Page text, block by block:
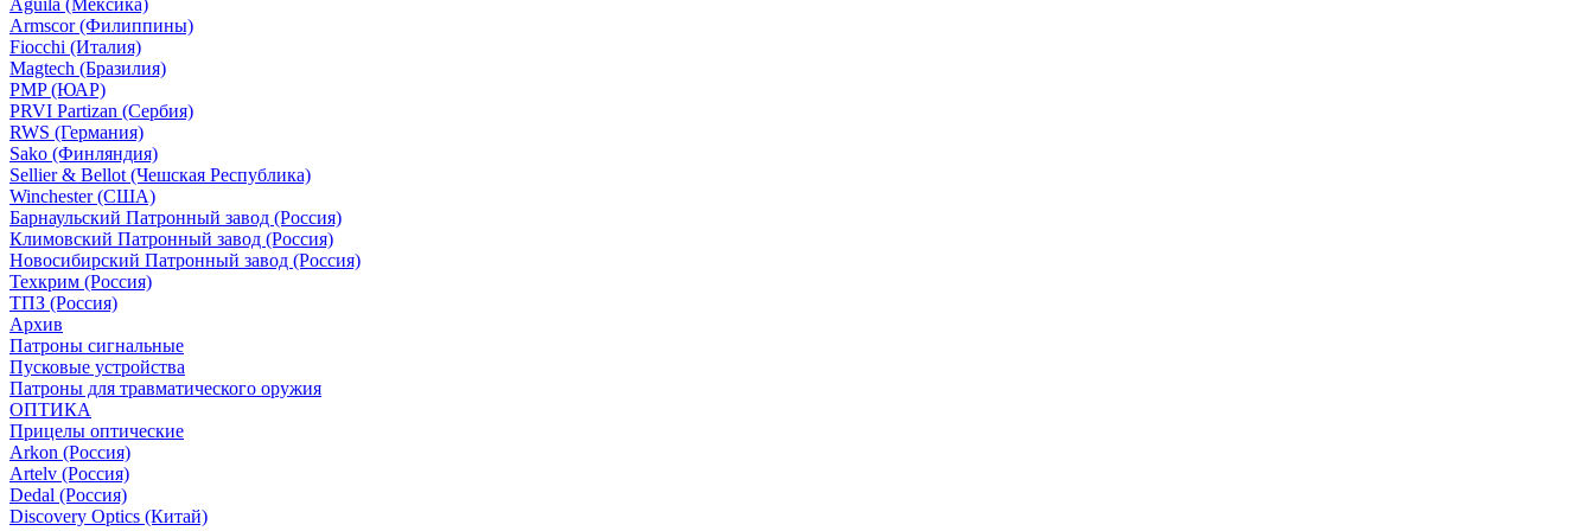
Aguila (Мексика)
Armscor (Филиппины)
Fiocchi (Италия)
Magtech (Бразилия)
PMP (ЮАР)
PRVI Partizan (Сербия)
RWS (Германия)
Sako (Финляндия)
Sellier & Bellot (Чешская Республика)
Winchester (США)
Барнаульский Патронный завод (Россия)
Климовский Патронный завод (Россия)
Новосибирский Патронный завод (Россия)
Техкрим (Россия)
ТПЗ (Россия)
Архив
Патроны сигнальные
Пусковые устройства
Патроны для травматического оружия
ОПТИКА
Прицелы оптические
Arkon (Россия)
Artelv (Россия)
Dedal (Россия)
Discovery Optics (Китай)